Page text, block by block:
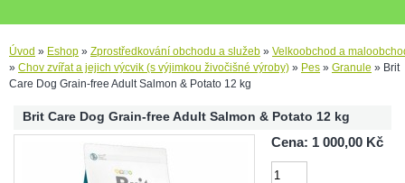
Úvod » Eshop » Zprostředkování obchodu a služeb » Velkoobchod a
» Chov zvířat a jejich výcvik (s výjimkou živočišné výroby) » Pes » Granule » Brit
Care Dog Grain-free Adult Salmon & Potato 12 kg
Brit Care Dog Grain-free Adult Salmon & Potato 12 kg
Cena: 1 000,00 Kč